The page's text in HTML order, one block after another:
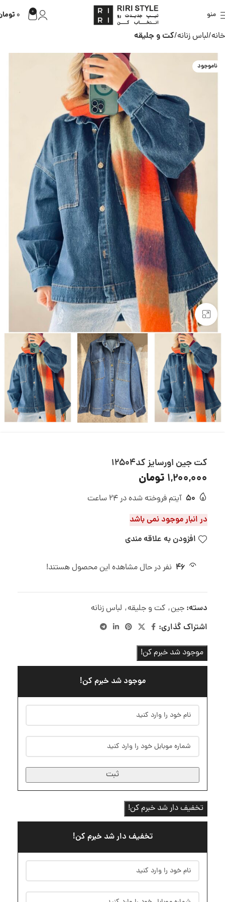
منو 0
0
خانه لباس زنانه کت و جلیقه
ناموجود
بزرگنمایی تصویر
کت جین اورسایز کد12504
1,200,000 تومان
50 آیتم فروخته شده در 24 ساعت
در انبار موجود نمی باشد
افزودن به علاقه مندی
46 نفر در حال مشاهده این محصول هستند!
دسته: جین, کت و جلیقه, لباس زنانه
اشتراک گذاری:
موجود شد خبرم کن!
موجود شد خبرم کن!
ثبت
تخفیف دار شد خبرم کن!
تخفیف دار شد خبرم کن!